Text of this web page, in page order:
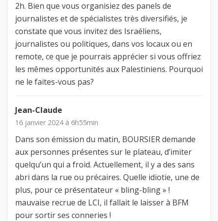
2h. Bien que vous organisiez des panels de
journalistes et de spécialistes très diversifiés, je
constate que vous invitez des Israéliens,
journalistes ou politiques, dans vos locaux ou en
remote, ce que je pourrais apprécier si vous offriez
les mêmes opportunités aux Palestiniens. Pourquoi
ne le faites-vous pas?
Jean-Claude
16 janvier 2024 à 6h55min
Dans son émission du matin, BOURSIER demande
aux personnes présentes sur le plateau, d’imiter
quelqu’un qui a froid. Actuellement, il y a des sans
abri dans la rue ou précaires. Quelle idiotie, une de
plus, pour ce présentateur « bling-bling » !
mauvaise recrue de LCI, il fallait le laisser à BFM
pour sortir ses conneries !